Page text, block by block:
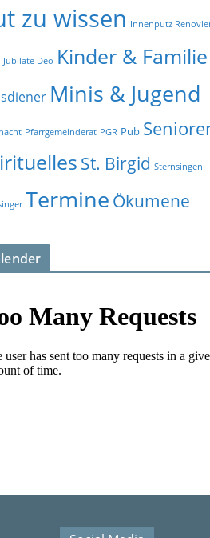
zu wissen Innenputz
Jubilate Deo Kinder & Familie
Minis & Jugend
Pfarrgemeinderat PGR Pub
St. Birgid Sternsingen
Termine Ökumene